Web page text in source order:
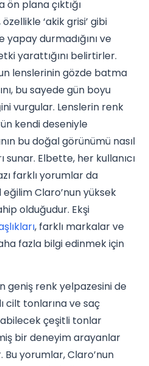
plana çıktığı
‘akik grisi’ gibi
durmadığını ve
yarattığını belirtirler.
lenslerinin gözde batma
bu sayede gün boyu
vurgular. Lenslerin renk
kendi deseniyle
bu doğal görünümü nasıl
sunar. Elbette, her kullanıcı
farklı yorumlar da
Claro’nun yüksek
olduğudur. Ekşi
, farklı markalar ve
fazla bilgi edinmek için
geniş renk yelpazesini de
cilt tonlarına ve saç
çeşitli tonlar
bir deneyim arayanlar
Bu yorumlar, Claro’nun